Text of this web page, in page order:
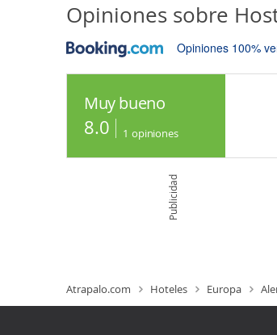
Opiniones sobre
Opiniones 100%
Muy bueno
8.0 1 opiniones
Publicidad
Atrapalo.com Hoteles Europa